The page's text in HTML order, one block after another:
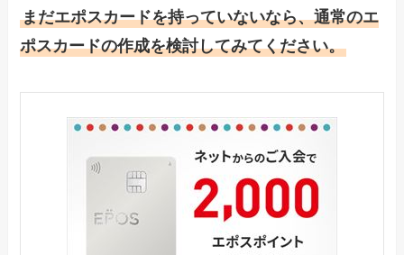
まだエポスカードを持っていないなら、通常のエ
ポスカードの作成を検討してみてください。